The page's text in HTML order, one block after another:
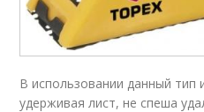
В использовании данный тип
удерживая лист, не спеша